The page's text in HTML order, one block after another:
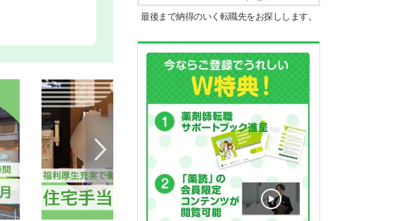
最後まで納得のいく転職先をお探しします。